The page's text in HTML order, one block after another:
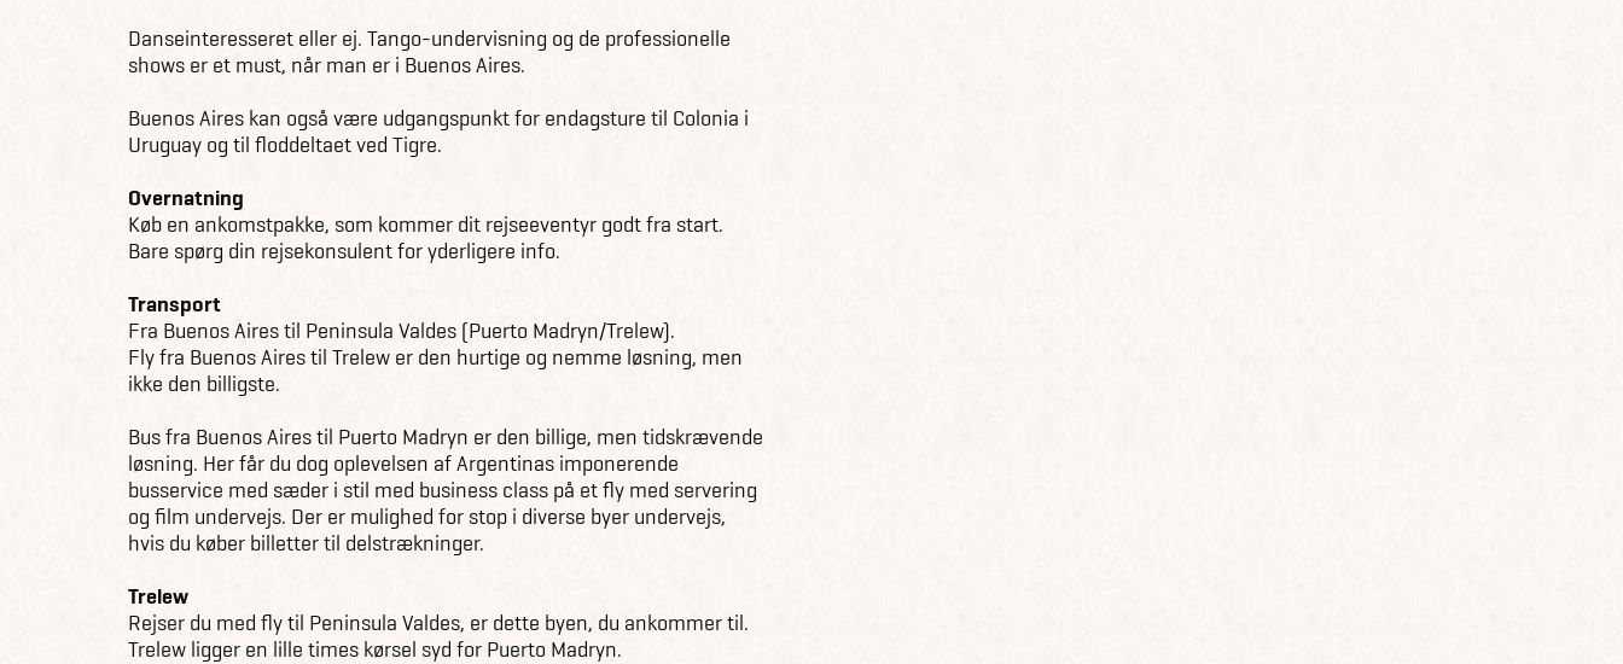
Danseinteresseret eller ej. Tango-undervisning og de professionelle
shows er et must, når man er i Buenos Aires.
Buenos Aires kan også være udgangspunkt for endagsture til Colonia i
Uruguay og til floddeltaet ved Tigre.
Overnatning
Køb en ankomstpakke, som kommer dit rejseeventyr godt fra start.
Bare spørg din rejsekonsulent for yderligere info.
Transport
Fra Buenos Aires til Peninsula Valdes (Puerto Madryn/Trelew).
Fly fra Buenos Aires til Trelew er den hurtige og nemme løsning, men
ikke den billigste.
Bus fra Buenos Aires til Puerto Madryn er den billige, men tidskrævende
løsning. Her får du dog oplevelsen af Argentinas imponerende
busservice med sæder i stil med business class på et fly med servering
og film undervejs. Der er mulighed for stop i diverse byer undervejs,
hvis du køber billetter til delstrækninger.
Trelew
Rejser du med fly til Peninsula Valdes, er dette byen, du ankommer til.
Trelew ligger en lille times kørsel syd for Puerto Madryn.